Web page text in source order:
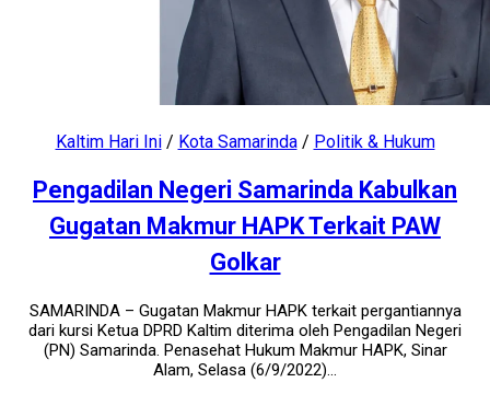
Kaltim Hari Ini/ Kota Samarinda/ Politik & Hukum
Pengadilan Negeri Samarinda Kabulkan
Gugatan Makmur HAPK Terkait PAW
Golkar
SAMARINDA – Gugatan Makmur HAPK terkait pergantiannya
dari kursi Ketua DPRD Kaltim diterima oleh Pengadilan Negeri
(PN) Samarinda. Penasehat Hukum Makmur HAPK, Sinar
Alam, Selasa (6/9/2022)...